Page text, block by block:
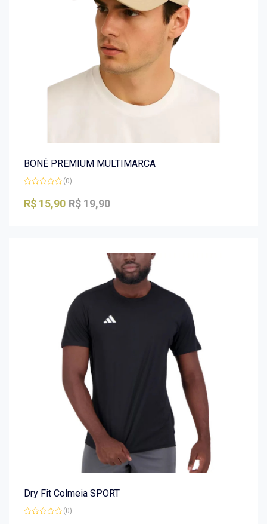
BONÉ PREMIUM MULTIMARCA
0
de
(0)
R$19,90
R$ 15,90
Dry Fit Colmeia SPORT
(0)